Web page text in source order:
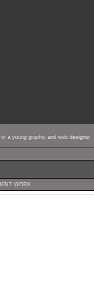
a young graphic and web designer
WORK